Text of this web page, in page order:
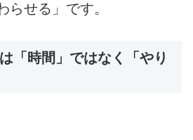
らせる」です。
「時間」ではなく「やり